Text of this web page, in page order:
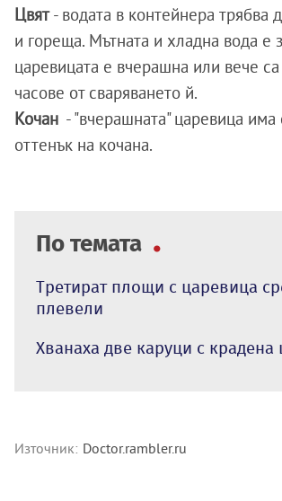
Цвят- водата в контейнера трябва
и гореща. Мътната и хладна вода е
царевицата е вчерашна или вече
часове от сваряването й.
Кочан - "вчерашната" царевица има
оттенък на кочана.
По темата
Третират площи с царевица
плевели
Хванаха две каруци с крадена
Източник: Doctor.rambler.ru